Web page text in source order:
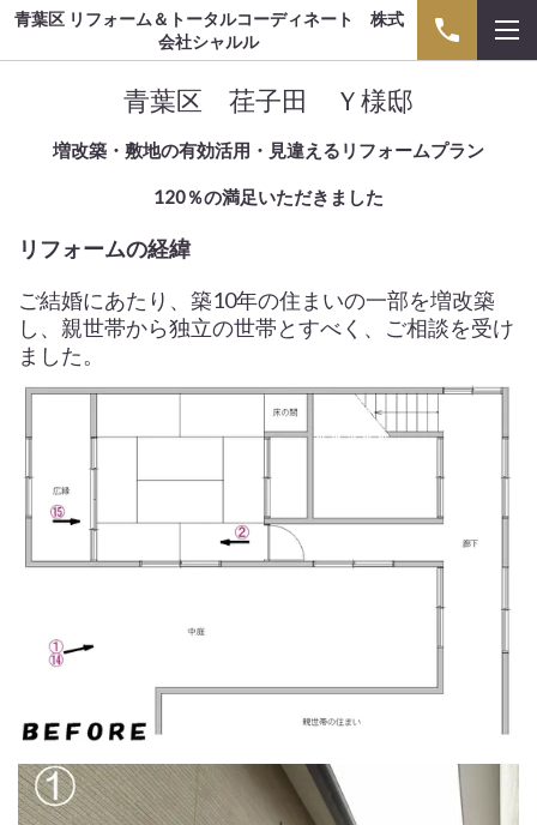
青葉区 リフォーム＆トータルコーディネート 株式
会社シャルル
青葉区 荏子田 Ｙ様邸
増改築・敷地の有効活用・見違えるリフォームプラン
120％の満足いただきました
リフォームの経緯
ご結婚にあたり、築10年の住まいの一部を増改築
し、親世帯から独立の世帯とすべく、ご相談を受け
ました。